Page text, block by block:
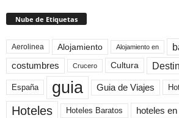
Nube de Etiquetas
Aerolinea Alojamiento Alojamiento en
costumbres Crucero Cultura
España guia Guia de Viajes
Hoteles Hoteles Baratos hoteles en